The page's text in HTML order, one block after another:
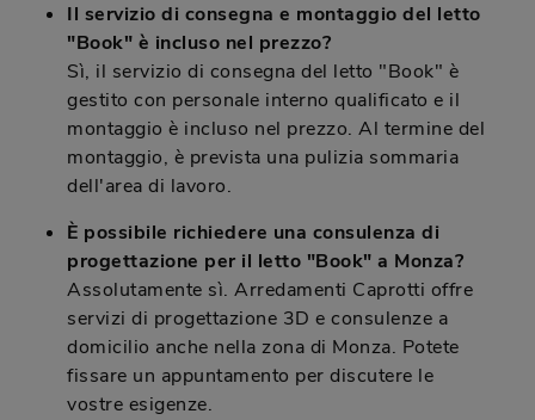
Il servizio di consegna e montaggio del letto
"Book" è incluso nel prezzo?
Sì, il servizio di consegna del letto "Book" è
gestito con personale interno qualificato e il
montaggio è incluso nel prezzo. Al termine del
montaggio, è prevista una pulizia sommaria
dell'area di lavoro.
È possibile richiedere una consulenza di
progettazione per il letto "Book" a Monza?
Assolutamente sì. Arredamenti Caprotti offre
servizi di progettazione 3D e consulenze a
domicilio anche nella zona di Monza. Potete
fissare un appuntamento per discutere le
vostre esigenze.